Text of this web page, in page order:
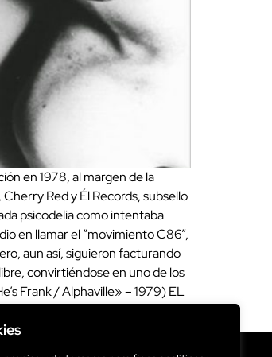
en 1978, al margen de la
Red y Él Records, subsello
psicodelia como intentaba
en llamar el “movimiento C86”,
aun así, siguieron facturando
convirtiéndose en uno de los
Frank / Alphaville» – 1979) EL